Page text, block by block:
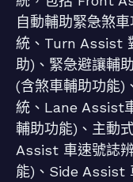
自動輔助緊急煞
統、Turn Assist
助)、緊急避讓輔
(含煞車輔助功能)
統、Lane Assist
輔助功能)、主動
Assist 車速號誌
能)、Side Assist